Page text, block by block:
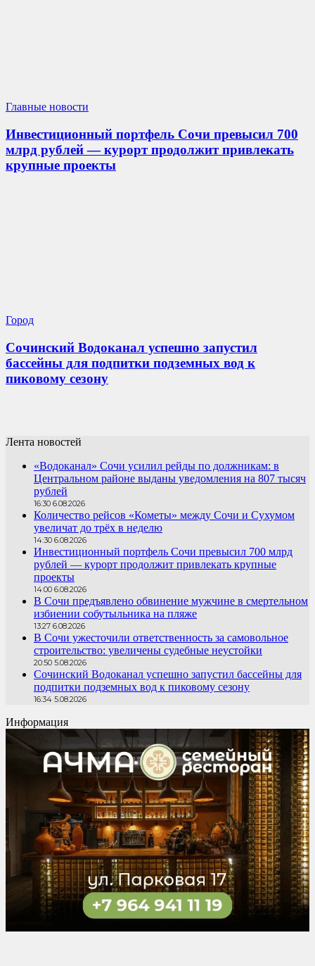
Главные новости
Инвестиционный портфель Сочи превысил 700
млрд рублей — курорт продолжит привлекать
крупные проекты
Город
Сочинский Водоканал успешно запустил
бассейны для подпитки подземных вод к
пиковому сезону
Лента новостей
«Водоканал» Сочи усилил рейды по должникам: в
Центральном районе выданы уведомления на 807 тысяч
рублей
16:30 6.08.2026
Количество рейсов «Кометы» между Сочи и Сухумом
увеличат до трёх в неделю
14:30 6.08.2026
Инвестиционный портфель Сочи превысил 700 млрд
рублей — курорт продолжит привлекать крупные
проекты
14:00 6.08.2026
В Сочи предъявлено обвинение мужчине в смертельном
избиении собутыльника на пляже
13:27 6.08.2026
В Сочи ужесточили ответственность за самовольное
строительство: увеличены судебные неустойки
20:50 5.08.2026
Сочинский Водоканал успешно запустил бассейны для
подпитки подземных вод к пиковому сезону
16:34 5.08.2026
Информация